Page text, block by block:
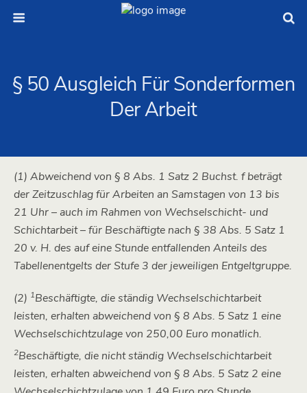
§ 50 Ausgleich Für Sonderformen
Der Arbeit
(1) Abweichend von § 8 Abs. 1 Satz 2 Buchst. f beträgt
der Zeitzuschlag für Arbeiten an Samstagen von 13 bis
21 Uhr – auch im Rahmen von Wechselschicht- und
Schichtarbeit – für Beschäftigte nach § 38 Abs. 5 Satz 1
20 v. H. des auf eine Stunde entfallenden Anteils des
Tabellenentgelts der Stufe 3 der jeweiligen Entgeltgruppe.
(2) 1Beschäftigte, die ständig Wechselschichtarbeit
leisten, erhalten abweichend von § 8 Abs. 5 Satz 1 eine
Wechselschichtzulage von 250,00 Euro monatlich.
2Beschäftigte, die nicht ständig Wechselschichtarbeit
leisten, erhalten abweichend von § 8 Abs. 5 Satz 2 eine